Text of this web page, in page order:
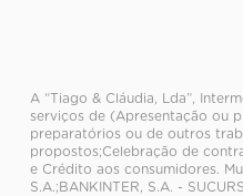
A “Tiago & Cláudia, Lda”,
serviços de (Apresentação ou
preparatórios ou de outros
propostos;Celebração de
e Crédito aos consumidores.
S.A.;BANKINTER, S.A. -